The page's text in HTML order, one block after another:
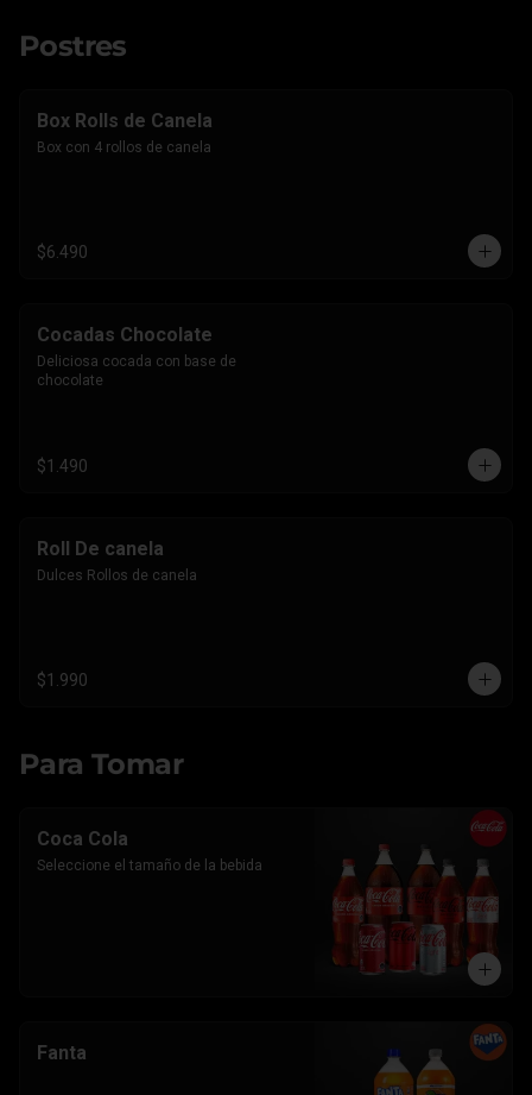
Postres
Box Rolls de Canela
Box con 4 rollos de canela
$6.490
Cocadas Chocolate
Deliciosa cocada con base de
chocolate
$1.490
Roll De canela
Dulces Rollos de canela
$1.990
Para Tomar
Coca Cola
Seleccione el tamaño de la bebida
Fanta